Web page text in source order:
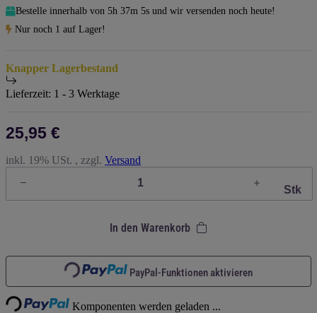
Bestelle innerhalb von 5h 37m 3s und wir versenden noch heute!
Nur noch 1 auf Lager!
Knapper Lagerbestand
Lieferzeit: 1 - 3 Werktage
25,95 €
inkl. 19% USt. , zzgl. Versand
Stk
In den Warenkorb
Loading...
PayPal-Funktionen aktivieren
Loading... Komponenten werden geladen ...